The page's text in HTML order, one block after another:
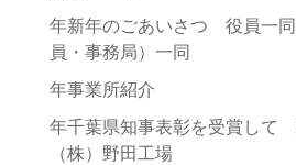
年新年のごあいさつ 役員一
員・事務局）一同
年事業所紹介
年千葉県知事表彰を受賞して
（株）野田工場